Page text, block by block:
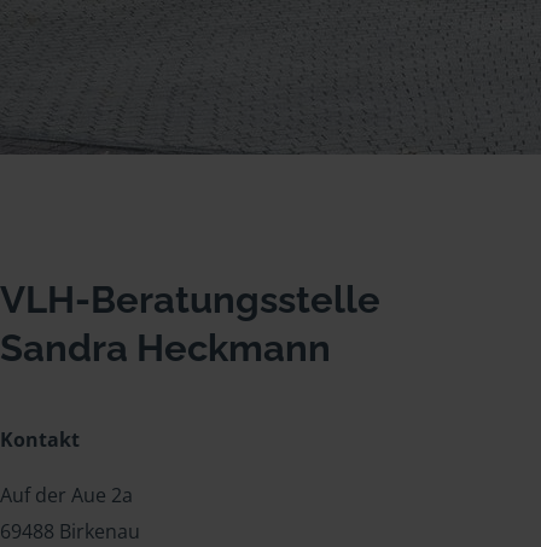
VLH-Beratungsstelle
Sandra Heckmann
Kontakt
Auf der Aue 2a
69488 Birkenau